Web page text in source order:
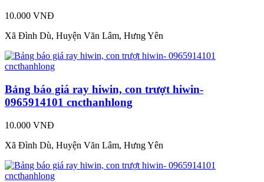
10.000 VNĐ
Xã Đình Dù, Huyện Văn Lâm, Hưng Yên
Bảng báo giá ray hiwin, con trượt hiwin-
0965914101 cncthanhlong
10.000 VNĐ
Xã Đình Dù, Huyện Văn Lâm, Hưng Yên